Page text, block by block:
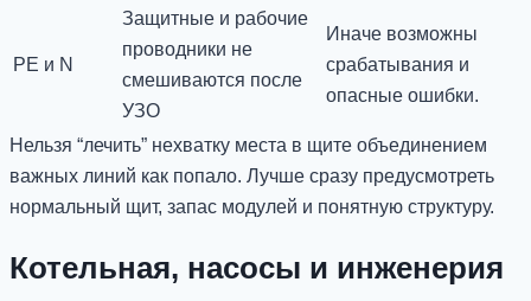
PE и N
Защитные и рабочие
проводники не
смешиваются после
УЗО
Иначе возможны
срабатывания и
опасные ошибки.
Нельзя “лечить” нехватку места в щите объединением
важных линий как попало. Лучше сразу предусмотреть
нормальный щит, запас модулей и понятную структуру.
Котельная, насосы и инженерия